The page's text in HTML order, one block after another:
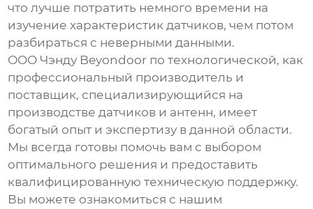
что лучше потратить немного времени на
изучение характеристикдатчиков, чем потом
разбираться с неверными данными.
ООО Чэнду Beyondoor по технологической, как
профессиональный производитель и
поставщик, специализирующийся на
производстве датчиков и антенн, имеет
богатый опыт и экспертизу в данной области.
Мы всегда готовы помочь вам с выбором
оптимального решения и предоставить
квалифицированную техническую поддержку.
Вы можете ознакомиться с нашим